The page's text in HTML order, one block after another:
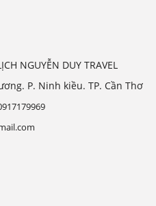
NGUYỄN DUY TRAVEL
P. Ninh kiều. TP. Cần Thơ